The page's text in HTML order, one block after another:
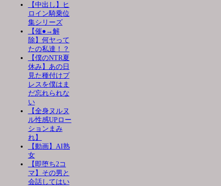
【中出し】ヒ
ロイン騎乗位
集シリーズ
【催●→解
除】何ヤって
たの私達！？
【僕のNTR夏
休み】あの日
見た種付けプ
レスを僕はま
だ忘れられな
い
【全身ヌルヌ
ル性感UPロー
ションまみ
れ】
【動画】AI熟
女
【即堕ち2コ
マ】その男と
会話してはい